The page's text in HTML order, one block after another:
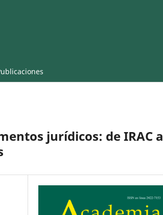
jurídicos: de IRAC a